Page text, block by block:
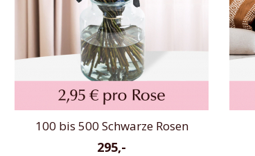
100 bis 500 Schwarze Rosen
295,-